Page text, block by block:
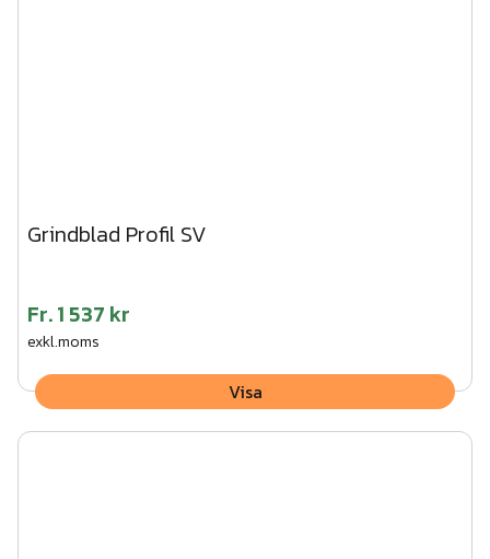
Grindblad Profil SV
Fr.1 537 kr
exkl.moms
Visa